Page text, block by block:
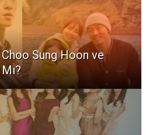
Sung Hoon ve